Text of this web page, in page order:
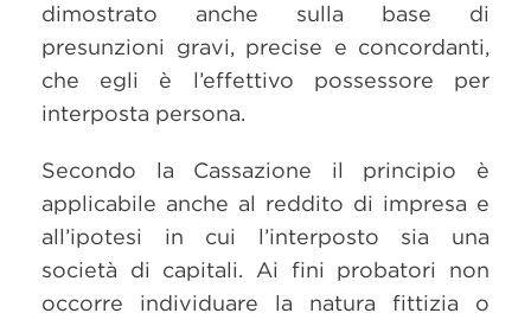
dimostrato anche sulla base di
presunzioni gravi, precise e concordanti,
che egli è l’effettivo possessore per
interposta persona.
Secondo la Cassazione il principio è
applicabile anche al reddito di impresa e
all’ipotesi in cui l’interposto sia una
società di capitali. Ai fini probatori non
occorre individuare la natura fittizia o